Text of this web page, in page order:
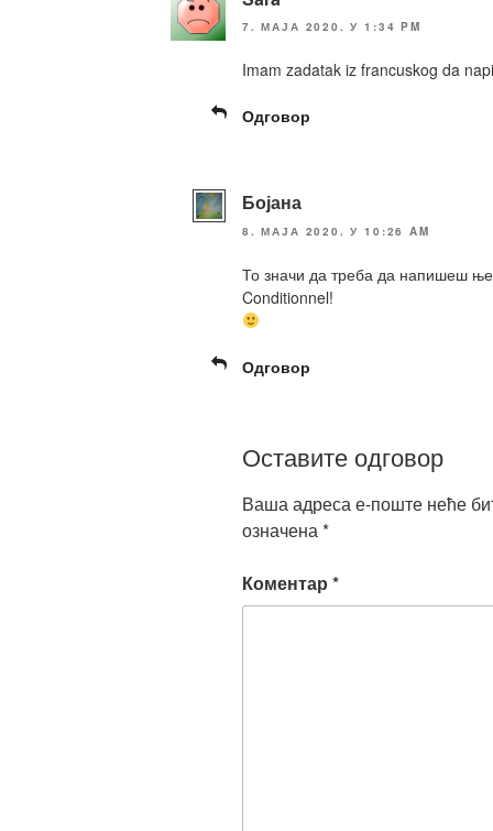
7. МАЈА 2020. У 1:34 PM
Imam zadatak iz francuskog da
Одговор
Бојана
8. МАЈА 2020. У 10:26 AM
То значи да треба да напишеш
Conditionnel!
Одговор
Оставите одговор
Ваша адреса е-поште неће
означена*
Коментар *